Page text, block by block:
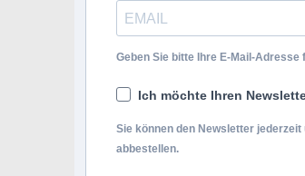
Geben Sie bitte Ihre E-Mail-Adresse
Ich möchte Ihren
Sie können den Newsletter
abbestellen.